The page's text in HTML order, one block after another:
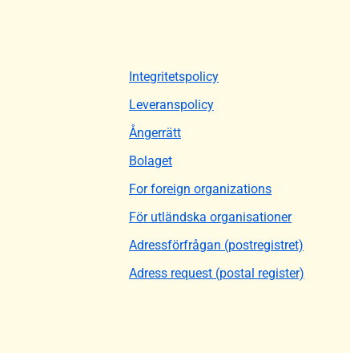
Integritetspolicy
Leveranspolicy
Ångerrätt
Bolaget
For foreign organizations
För utländska organisationer
Adressförfrågan (postregistret)
Adress request (postal register)